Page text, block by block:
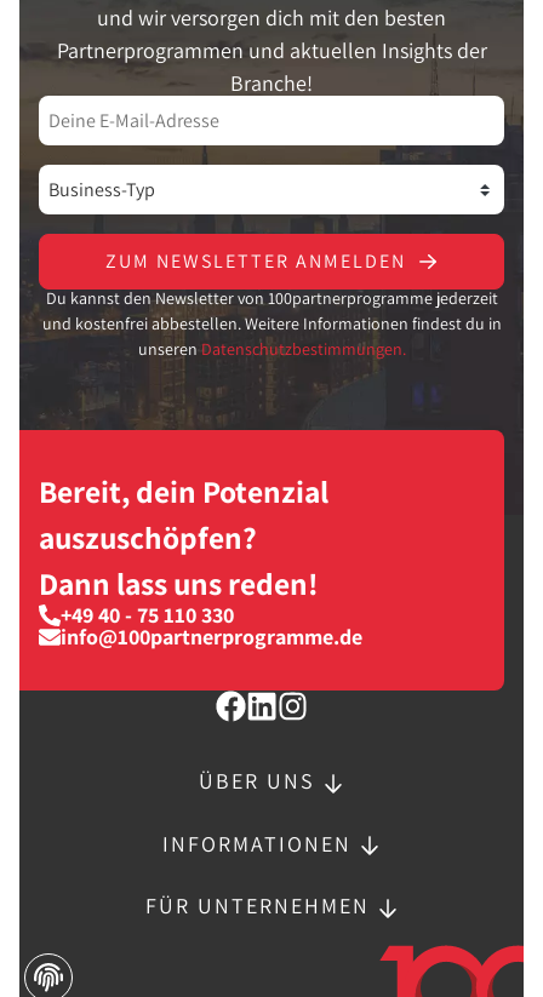
und wir versorgen dich mit den besten
Partnerprogrammen und aktuellen Insights der
Branche!
ZUM NEWSLETTER ANMELDEN
Du kannst den Newsletter von 100partnerprogramme jederzeit
und kostenfrei abbestellen. Weitere Informationen findest du in
unseren Datenschutzbestimmungen.
Bereit, dein Potenzial
auszuschöpfen?
Dann lass uns reden!
+49 40 - 75 110 330
info@100partnerprogramme.de
ÜBER UNS
INFORMATIONEN
FÜR UNTERNEHMEN